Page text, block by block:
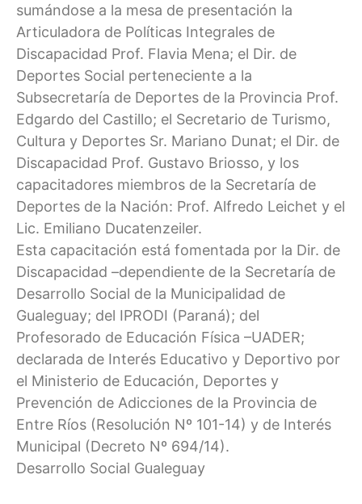
sumándose a la mesa de presentación la
Articuladora de Políticas Integrales de
Discapacidad Prof. Flavia Mena; el Dir. de
Deportes Social perteneciente a la
Subsecretaría de Deportes de la Provincia Prof.
Edgardo del Castillo; el Secretario de Turismo,
Cultura y Deportes Sr. Mariano Dunat; el Dir. de
Discapacidad Prof. Gustavo Briosso, y los
capacitadores miembros de la Secretaría de
Deportes de la Nación: Prof. Alfredo Leichet y el
Lic. Emiliano Ducatenzeiler.
Esta capacitación está fomentada por la Dir. de
Discapacidad –dependiente de la Secretaría de
Desarrollo Social de la Municipalidad de
Gualeguay; del IPRODI (Paraná); del
Profesorado de Educación Física –UADER;
declarada de Interés Educativo y Deportivo por
el Ministerio de Educación, Deportes y
Prevención de Adicciones de la Provincia de
Entre Ríos (Resolución Nº 101-14) y de Interés
Municipal (Decreto Nº 694/14).
Desarrollo Social Gualeguay